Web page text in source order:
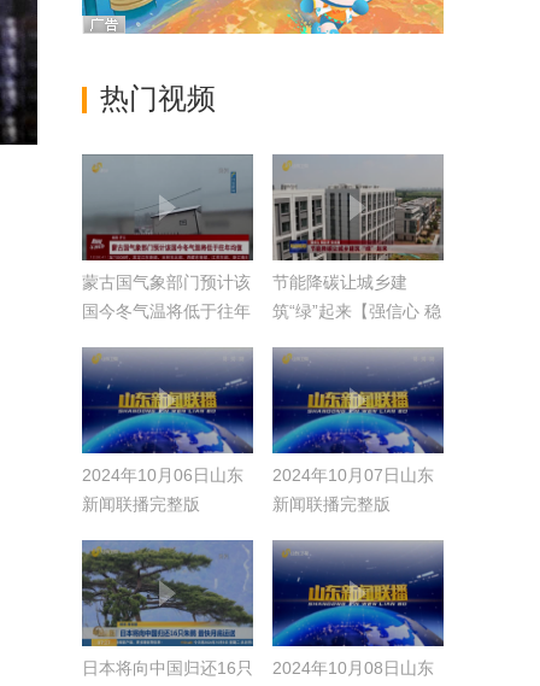
热门视频
蒙古国气象部门预计该
国今冬气温将低于往年
节能降碳让城乡建
筑“绿”起来【强信心 稳
2024年10月06日山东
新闻联播完整版
2024年10月07日山东
新闻联播完整版
日本将向中国归还16只
2024年10月08日山东